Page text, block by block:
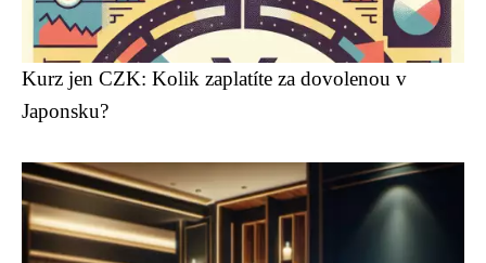
Kurz jen CZK: Kolik zaplatíte za dovolenou v
Japonsku?